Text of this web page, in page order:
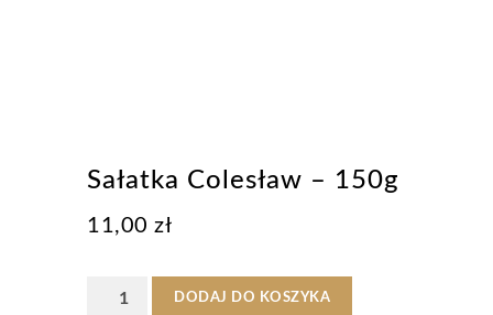
Sałatka Colesław – 150g
11,00 zł
ilość
DODAJ DO KOSZYKA